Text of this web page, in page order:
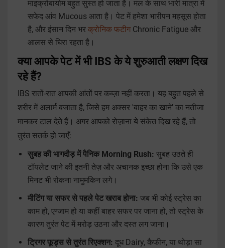
माइक्रोबायोम बहुत सुस्त हो जाता है। मल के साथ भारी मात्रा में
सफेद आंव Mucous आता है। पेट में हमेशा भारीपन महसूस होता
है, और इंसान दिन भर क्रोनिक फटीगChronic Fatigue और
आलस से घिरा रहता है।
क्या आपके पेट में भी IBS के ये शुरुआती लक्षण दिख
रहे हैं?
IBS रातों-रात आपकी आंतों पर कब्ज़ा नहीं करता। यह बहुत पहले से
शरीर में अलार्म बजाता है, जिसे हम अक्सर 'बाहर का खाने' का नतीजा
मानकर टाल देते हैं। अगर आपको रोज़ाना ये संकेत दिख रहे हैं, तो
तुरंत सतर्क हो जाएँ:
सुबह की भागदौड़ में पैनिक Morning Rush: सुबह उठते ही
टॉयलेट जाने की इतनी तेज़ और अचानक इच्छा होना कि उसे एक
मिनट भी रोकना नामुमकिन लगे।
मीटिंग या सफर से पहले पेट खराब होना: जब भी कोई स्ट्रेस का
काम हो, एग्जाम हो या कहीं बाहर सफर पर जाना हो, तो स्ट्रेस के
कारण तुरंत पेट में मरोड़ उठना और दस्त लग जाना।
ट्रिगर फूड्स से तुरंत रिएक्शन: दूध Dairy, कैफीन, या थोड़ा सा